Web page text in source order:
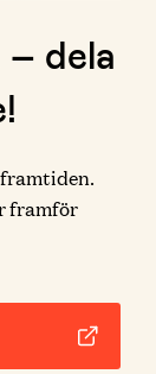
dela
framför